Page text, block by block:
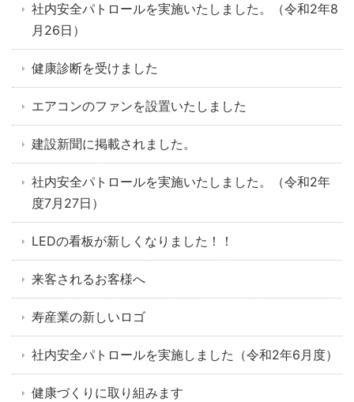
社内安全パトロールを実施いたしました。（令和2年8
月26日）
健康診断を受けました
エアコンのファンを設置いたしました
建設新聞に掲載されました。
社内安全パトロールを実施いたしました。（令和2年
度7月27日）
LEDの看板が新しくなりました！！
来客されるお客様へ
寿産業の新しいロゴ
社内安全パトロールを実施しました（令和2年6月度）
健康づくりに取り組みます